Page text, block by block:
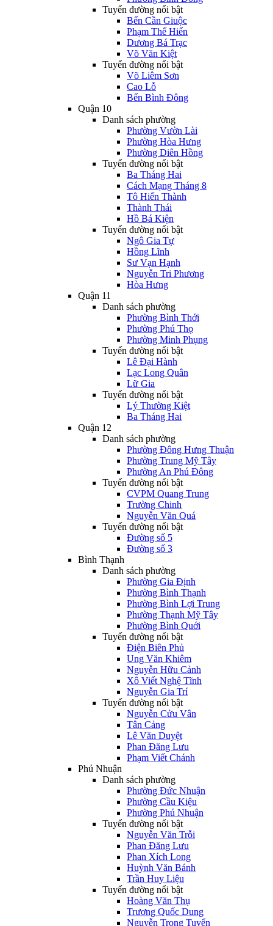
Tuyến đường nổi bật
Bến Cần Giuộc
Phạm Thế Hiển
Dương Bá Trạc
Võ Văn Kiệt
Tuyến đường nổi bật
Võ Liêm Sơn
Cao Lỗ
Bến Bình Đông
Quận 10
Danh sách phường
Phường Vườn Lài
Phường Hòa Hưng
Phường Diên Hồng
Tuyến đường nổi bật
Ba Tháng Hai
Cách Mạng Tháng 8
Tô Hiến Thành
Thành Thái
Hồ Bá Kiện
Tuyến đường nổi bật
Ngô Gia Tự
Hồng Lĩnh
Sư Vạn Hạnh
Nguyễn Tri Phương
Hòa Hưng
Quận 11
Danh sách phường
Phường Bình Thới
Phường Phú Thọ
Phường Minh Phụng
Tuyến đường nổi bật
Lê Đại Hành
Lạc Long Quân
Lữ Gia
Tuyến đường nổi bật
Lý Thường Kiệt
Ba Tháng Hai
Quận 12
Danh sách phường
Phường Đông Hưng Thuận
Phường Trung Mỹ Tây
Phường An Phú Đông
Tuyến đường nổi bật
CVPM Quang Trung
Trường Chinh
Nguyễn Văn Quá
Tuyến đường nổi bật
Đường số 5
Đường số 3
Bình Thạnh
Danh sách phường
Phường Gia Định
Phường Bình Thạnh
Phường Bình Lợi Trung
Phường Thạnh Mỹ Tây
Phường Bình Quới
Tuyến đường nổi bật
Điện Biên Phủ
Ung Văn Khiêm
Nguyễn Hữu Cảnh
Xô Viết Nghệ Tĩnh
Nguyễn Gia Trí
Tuyến đường nổi bật
Nguyễn Cửu Vân
Tân Cảng
Lê Văn Duyệt
Phan Đăng Lưu
Phạm Viết Chánh
Phú Nhuận
Danh sách phường
Phường Đức Nhuận
Phường Cầu Kiệu
Phường Phú Nhuận
Tuyến đường nổi bật
Nguyễn Văn Trỗi
Phan Đăng Lưu
Phan Xích Long
Huỳnh Văn Bánh
Trần Huy Liệu
Tuyến đường nổi bật
Hoàng Văn Thụ
Trương Quốc Dung
Nguyễn Trọng Tuyển